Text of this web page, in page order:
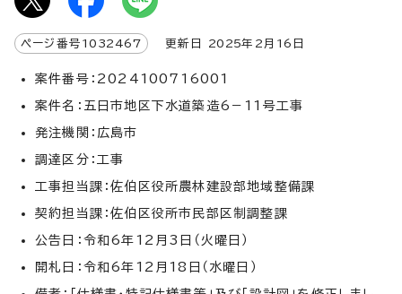
ページ番号 1032467 更新日 2025年2月 16 日
案件番号：2024100716001
案件名：五日市地区下水道築造6－11号工事
発注機関：広島市
調達区分：工事
工事担当課：佐伯区役所農林建設部地域整備課
契約担当課：佐伯区役所市民部区制調整課
公告日：令和6年12月3日（火曜日）
開札日：令和6年12月18日（水曜日）